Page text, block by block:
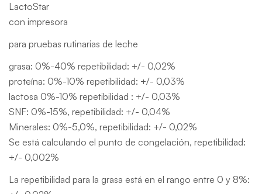
LactoStar
con impresora
para pruebas rutinarias de leche
grasa: 0%-40% repetibilidad: +/- 0,02%
proteína: 0%-10% repetibilidad: +/- 0,03%
lactosa 0%-10% repetibilidad : +/- 0,03%
SNF: 0%-15%, repetibilidad: +/- 0,04%
Minerales: 0%-5,0%, repetibilidad: +/- 0,02%
Se está calculando el punto de congelación, repetibilidad:
+/- 0,002%
La repetibilidad para la grasa está en el rango entre 0 y 8%: